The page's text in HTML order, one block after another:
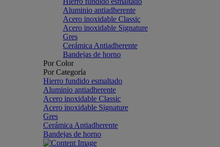
Aluminio antiadherente
Acero inoxidable Classic
Acero inoxidable Signature
Gres
Cerámica Antiadherente
Bandejas de horno
Por Color
Por Categoría
Hierro fundido esmaltado
Aluminio antiadherente
Acero inoxidable Classic
Acero inoxidable Signature
Gres
Cerámica Antiadherente
Bandejas de horno